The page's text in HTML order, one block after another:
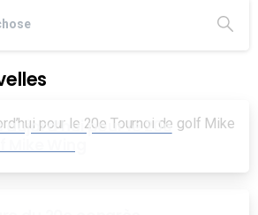
pour le 20e
Wing